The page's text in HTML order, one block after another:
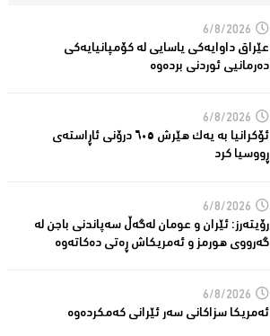
6/8/2026
عێراق داوایەکی یاسایی لە کۆمپانیایه‌كی
دەرمانیى ئوردنی بردەوە
6/8/2026
ئۆکرانیا بە یەک هێرش ٦٠٥ درۆنی ئاڕاستەى
ڕووسیا کرد
6/8/2026
رۆیتەرز: ئێران و عومان لەگەڵ سەپاندنی باجن لە
گەرووی هورمز و ئەمریکاش ڕەتی دەکاتەوە
6/8/2026
ئه‌مریكا سزاكانی سه‌ر ئێرانی كه‌مكرده‌وه‌